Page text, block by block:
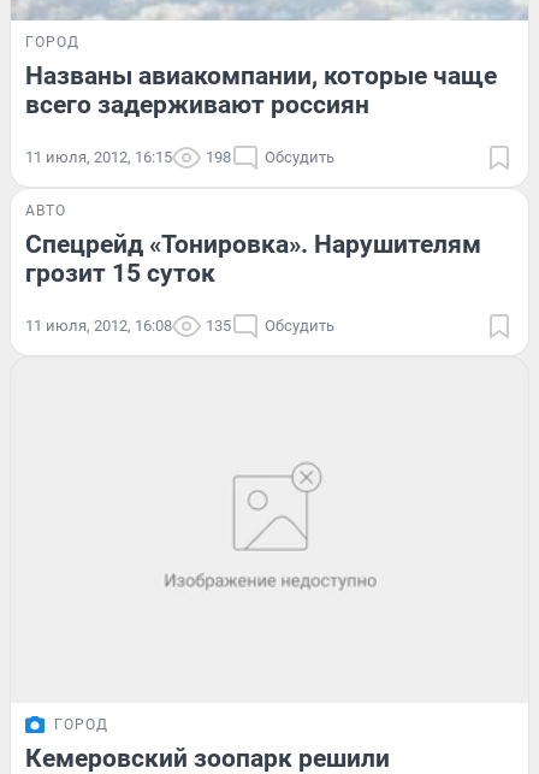
ГОРОД
Названы авиакомпании, которые чаще
всего задерживают россиян
11 июля, 2012, 16:15 198 Обсудить
АВТО
Спецрейд «Тонировка». Нарушителям
грозит 15 суток
11 июля, 2012, 16:08 135 Обсудить
ГОРОД
Кемеровский зоопарк решили